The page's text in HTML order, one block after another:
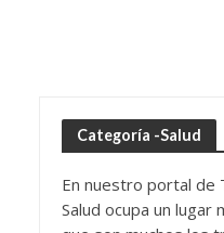
Categoría -Salud
En nuestro portal de
Salud ocupa un lugar